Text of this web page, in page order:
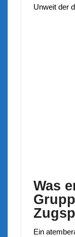
Unweit der
Was
Ein